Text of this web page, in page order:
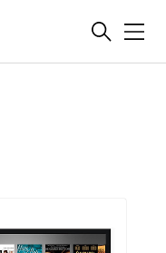
메뉴